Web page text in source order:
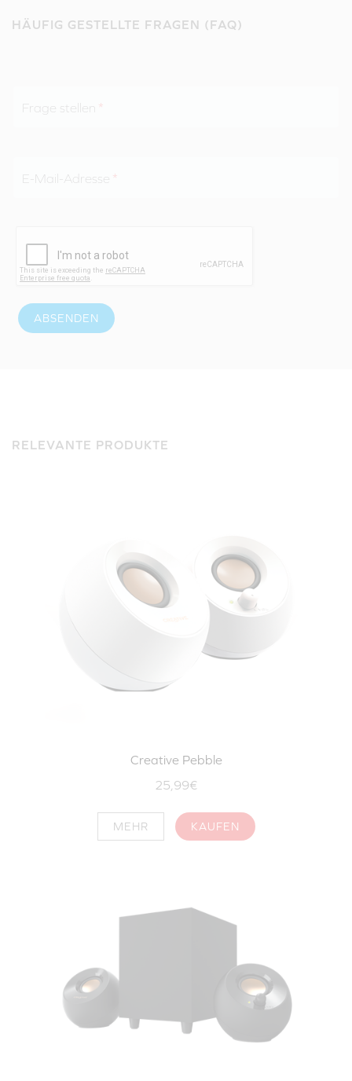
HÄUFIG GESTELLTE FRAGEN (FAQ)
Frage stellen
E-Mail-Adresse
ABSENDEN
RELEVANTE PRODUKTE
Creative Pebble
25,99€
MEHR KAUFEN